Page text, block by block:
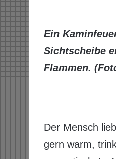
Ein
Sichtscheibe
Flammen.
Der Mensch
gern warm,